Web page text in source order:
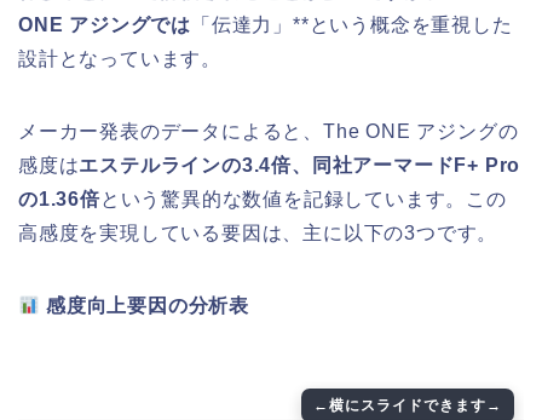
ONE アジングでは 「伝達力」**という概念を重視した
設計となっています。
メーカー発表のデータによると、The ONE アジングの
感度はエステルラインの3.4倍、同社アーマードF+ Pro
の1.36倍という驚異的な数値を記録しています。この
高感度を実現している要因は、主に以下の3つです。
感度向上要因の分析表